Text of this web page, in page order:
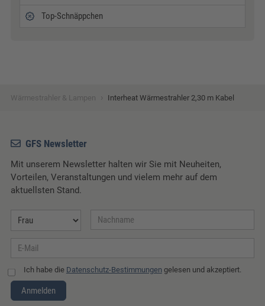
Top-Schnäppchen
Wärmestrahler & Lampen Interheat Wärmestrahler 2,30 m Kabel
GFS Newsletter
Mit unserem Newsletter halten wir Sie mit Neuheiten,
Vorteilen, Veranstaltungen und vielem mehr auf dem
aktuellsten Stand.
Ich habe die Datenschutz-Bestimmungen gelesen und akzeptiert.
Anmelden